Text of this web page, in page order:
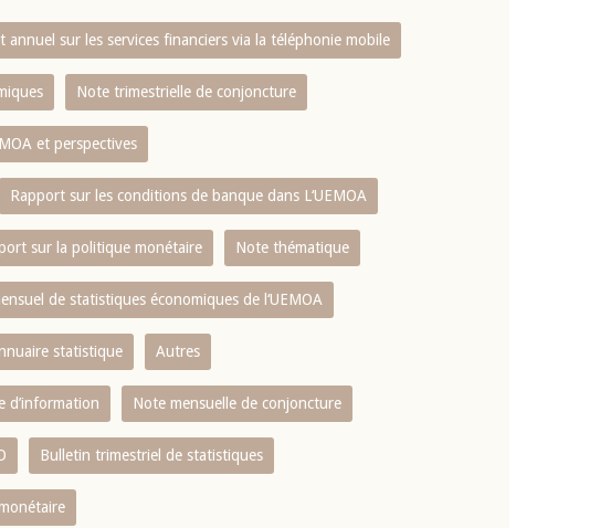
annuel sur les services financiers via la téléphonie mobile
Note trimestrielle de conjoncture
et perspectives
Rapport sur les conditions de banque dans L‘UEMOA
sur la politique monétaire Note thématique
de statistiques économiques de l‘UEMOA
statistique Autres
d’information Note mensuelle de conjoncture
Bulletin trimestriel de statistiques